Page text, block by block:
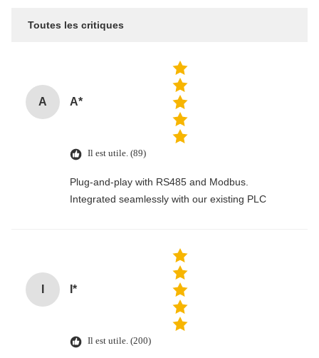
Toutes les critiques
A A*
Il est utile. (89)
Plug-and-play with RS485 and Modbus.
Integrated seamlessly with our existing PLC
I*
Il est utile. (200)